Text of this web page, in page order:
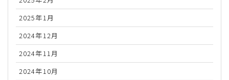
2025年1月
2024年12月
2024年11月
2024年10月